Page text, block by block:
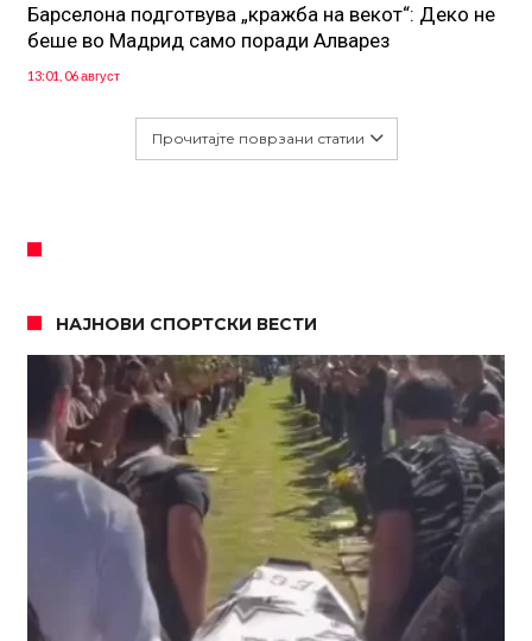
Барселона подготвува „кражба на векот“: Деко не
беше во Мадрид само поради Алварез
13:01, 06 август
Прочитајте поврзани статии
НАЈНОВИ СПОРТСКИ ВЕСТИ